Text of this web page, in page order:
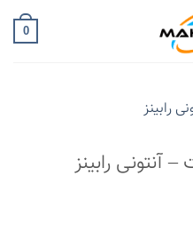
0
آنتونی رابینز